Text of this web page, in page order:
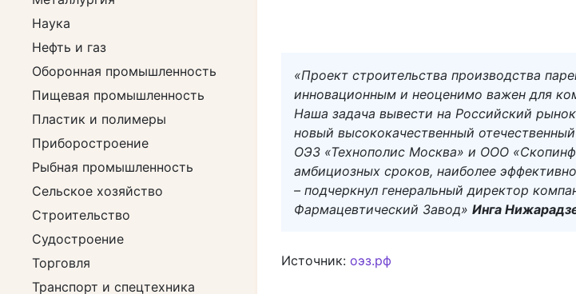
«Проект строительства производства
инновационным и неоценимо важен для
Наша задача вывести на Российский
новый высококачественный
ОЭЗ «Технополис Москва» и ООО
амбициозных сроков, наиболее
– подчеркнул генеральный директор
Фармацевтический Завод» Инга
Источник: оэз.рф
Наука
Нефть и газ
Оборонная промышленность
Пищевая промышленность
Пластик и полимеры
Приборостроение
Рыбная промышленность
Сельское хозяйство
Строительство
Судостроение
Торговля
Транспорт и спецтехника